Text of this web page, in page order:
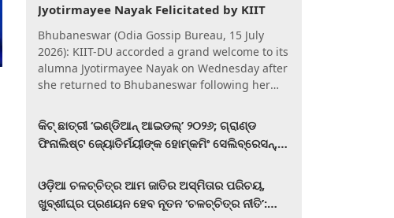
Jyotirmayee Nayak Felicitated by KIIT
Bhubaneswar (Odia Gossip Bureau, 15 July
2026): KIIT-DU accorded a grand welcome to its
alumna Jyotirmayee Nayak on Wednesday after
she returned to Bhubaneswar following her
କିଟ୍‍ ଛାତ୍ରୀ ‘ଇଣ୍ଡିଆନ୍ ଆଇଡଲ୍‌’ ୨୦୨୬; ଗ୍ରାଣ୍ଡ
ଫିନାଲିଷ୍ଟ ଜ୍ୟୋତିର୍ମୟୀଙ୍କ ହୋମ୍‍କମିଂ ସେଲିବ୍ରେସନ୍‍,
ଓଡ଼ିଆ ଚଳଚ୍ଚିତ୍ର ଆମ ଜାତିର ଅସ୍ମିତାର ପରିଚୟ,
ଖୁବ୍‌ଶୀଘ୍ର ପ୍ରଣୟନ ହେବ ନୂତନ ‘ଚଳଚ୍ଚିତ୍ର ନୀତି’: